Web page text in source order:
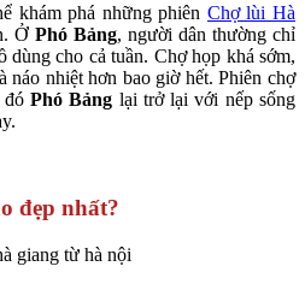
khám phá những phiên Chợ lùi Hà
Ở Phó Bảng, người dân thường chỉ
dùng cho cả tuần. Chợ họp khá sớm,
náo nhiệt hơn bao giờ hết. Phiên chợ
đóPhó Bảng lại trở lại với nếp sống
đẹp nhất?